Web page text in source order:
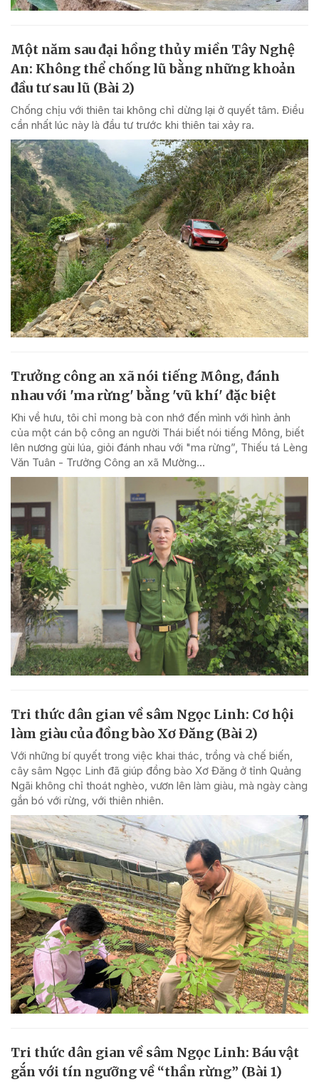
Một năm sau đại hồng thủy miền Tây Nghệ
An: Không thể chống lũ bằng những khoản
đầu tư sau lũ (Bài 2)
Chống chịu với thiên tai không chỉ dừng lại ở quyết tâm. Điều
cần nhất lúc này là đầu tư trước khi thiên tai xảy ra.
Trưởng công an xã nói tiếng Mông, đánh
nhau với 'ma rừng' bằng 'vũ khí' đặc biệt
Khi về hưu, tôi chỉ mong bà con nhớ đến mình với hình ảnh
của một cán bộ công an người Thái biết nói tiếng Mông, biết
lên nương gùi lúa, giỏi đánh nhau với "ma rừng”, Thiếu tá Lèng
Văn Tuân - Trưởng Công an xã Mường...
Tri thức dân gian về sâm Ngọc Linh: Cơ hội
làm giàu của đồng bào Xơ Đăng (Bài 2)
Với những bí quyết trong việc khai thác, trồng và chế biến,
cây sâm Ngọc Linh đã giúp đồng bào Xơ Đăng ở tỉnh Quảng
Ngãi không chỉ thoát nghèo, vươn lên làm giàu, mà ngày càng
gắn bó với rừng, với thiên nhiên.
Tri thức dân gian về sâm Ngọc Linh: Báu vật
gắn với tín ngưỡng về “thần rừng” (Bài 1)